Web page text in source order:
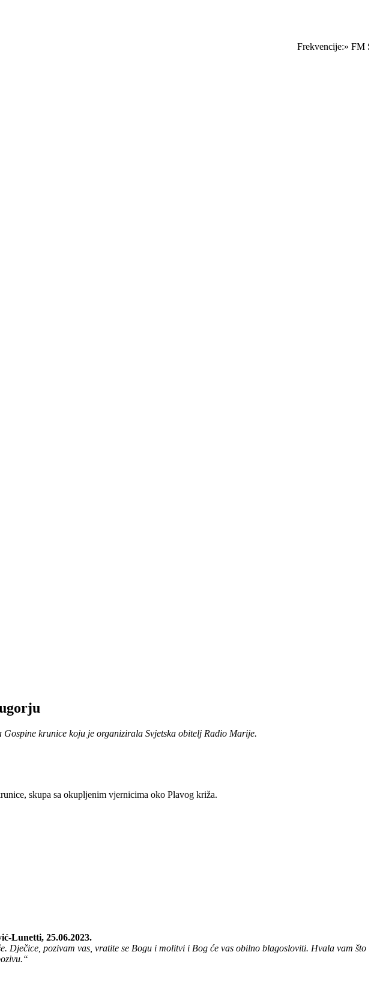
Frekvencije:» FM
krunice koju je organizirala Svjetska obitelj Radio Marije.
skupa sa okupljenim vjernicima oko Plavog križa.
Lunetti, 25.06.2023.
Dječice, pozivam vas, vratite se Bogu i molitvi i Bog će vas obilno blagosloviti. Hvala vam što